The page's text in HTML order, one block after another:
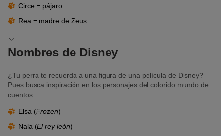
Circe = pájaro
Rea = madre de Zeus
Nombres de Disney
¿Tu perra te recuerda a una figura de una película de Disney?
Pues busca inspiración en los personajes del colorido mundo de
cuentos:
Elsa (Frozen)
Nala (El rey león)